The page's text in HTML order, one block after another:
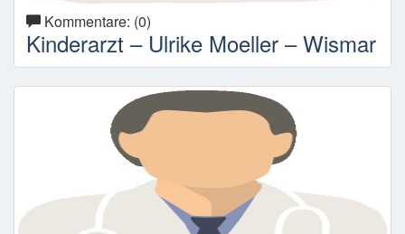
Kommentare: (0)
Kinderarzt – Ulrike Moeller – Wismar